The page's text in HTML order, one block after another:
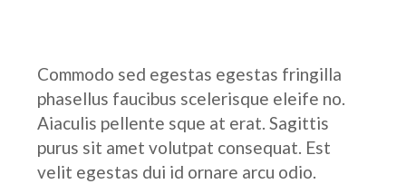
Commodo sed egestas egestas fringilla
phasellus faucibus scelerisque eleife no.
Aiaculis pellente sque at erat. Sagittis
purus sit amet volutpat consequat. Est
velit egestas dui id ornare arcu odio.